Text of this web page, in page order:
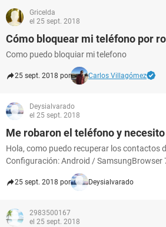
Gricelda
el 25 sept. 2018
Cómo bloquear mi teléfono por
Como puedo bloquiar mi telefono
25 sept. 2018 por Carlos Villagómez
Deysialvarado
el 25 sept. 2018
Me robaron el teléfono y
Hola, como puedo recuperar los contactos
Configuración: Android / SamsungBrowser
25 sept. 2018 por Deysialvarado
2983500167
el 25 sept. 2018